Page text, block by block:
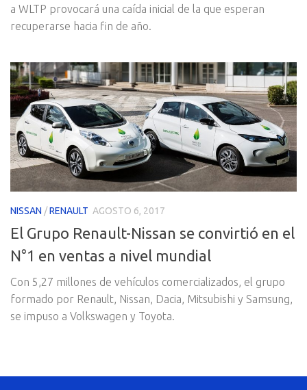
a WLTP provocará una caída inicial de la que esperan
recuperarse hacia fin de año.
NISSAN /RENAULT AGOSTO 6, 2017
El Grupo Renault-Nissan se convirtió en el
N°1 en ventas a nivel mundial
Con 5,27 millones de vehículos comercializados, el grupo
formado por Renault, Nissan, Dacia, Mitsubishi y Samsung,
se impuso a Volkswagen y Toyota.